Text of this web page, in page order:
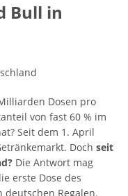
Bull in
Dosen pro
von fast 60 % im
Seit dem 1. April
Doch seit
Die Antwort mag
erste Dose des
Regalen.